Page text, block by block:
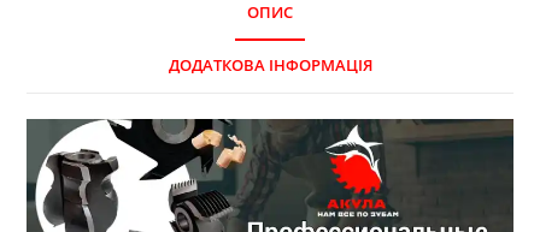
ОПИС
ДОДАТКОВА ІНФОРМАЦІЯ